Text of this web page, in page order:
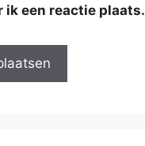
ik een reactie plaats.